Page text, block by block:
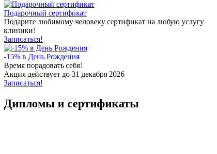
Подарочный сертификат
Подарите любимому человеку сертификат на любую услугу
клиники!
Записаться!
-15% в День Рождения
Время порадовать себя!
Акция действует до 31 декабря 2026
Записаться!
Дипломы и сертификаты